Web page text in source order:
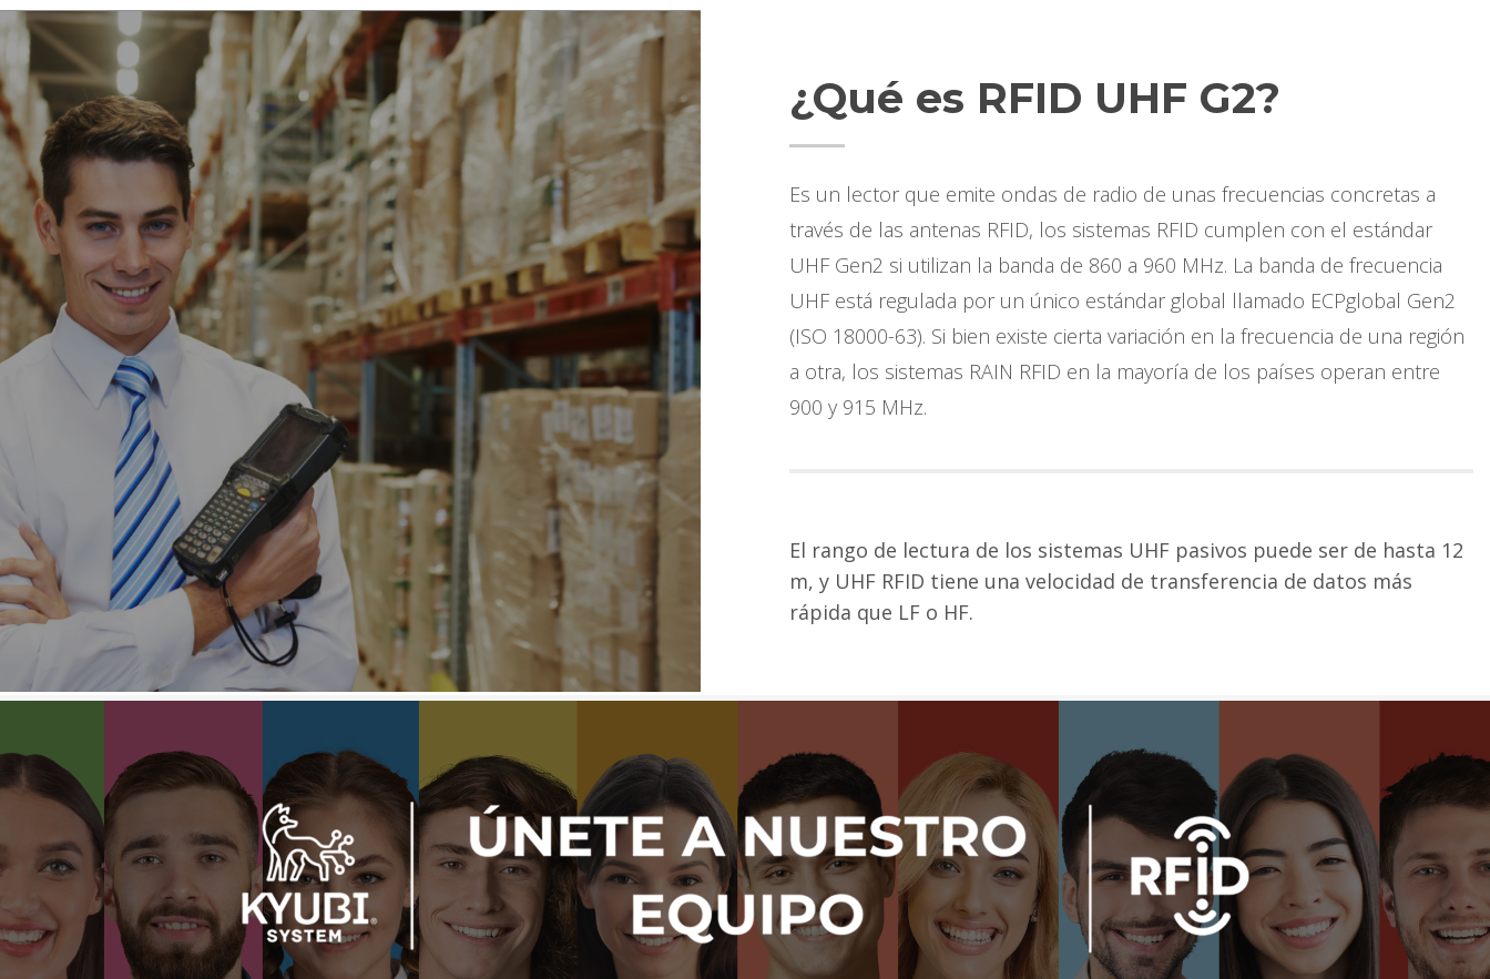
¿Qué es RFID UHF G2?
Es un lector que emite ondas de radio de unas frecuencias concretas a
través de las antenas RFID, los sistemas RFID cumplen con el estándar
UHF Gen2 si utilizan la banda de 860 a 960 MHz. La banda de frecuencia
UHF está regulada por un único estándar global llamado ECPglobal Gen2
(ISO 18000-63). Si bien existe cierta variación en la frecuencia de una región
a otra, los sistemas RAIN RFID en la mayoría de los países operan entre
900 y 915 MHz.
El rango de lectura de los sistemas UHF pasivos puede ser de hasta 12
m, y UHF RFID tiene una velocidad de transferencia de datos más
rápida que LF o HF.